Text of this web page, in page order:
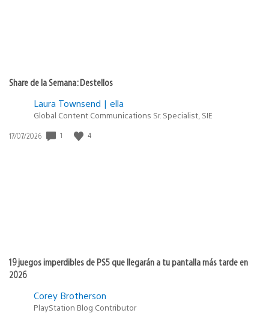
Share de la Semana: Destellos
Laura Townsend | ella
Global Content Communications Sr. Specialist, SIE
Fecha
17/07/2026 1 4
19 juegos imperdibles de PS5 que llegarán a tu pantalla más tarde en
2026
Corey Brotherson
PlayStation Blog Contributor